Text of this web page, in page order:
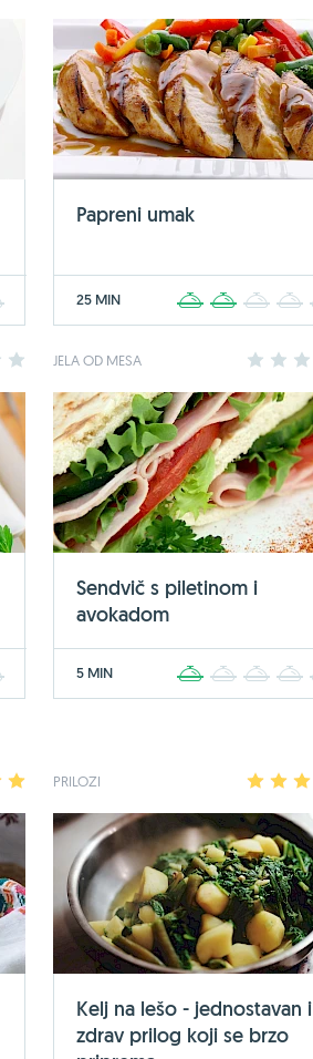
Papreni umak
25 MIN 2 3 4
4 JELA OD MESA 2
Sendvič s piletinom i
avokadom
5 MIN 2 3 4
4 PRILOZI 2
Kelj na lešo - jednostavan i
zdrav prilog koji se brzo